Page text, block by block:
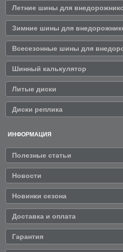
Летние шины для
Зимние шины для
Всесезонные шины для
Шинный калькулятор
Литые диски
Диски реплика
ИНФОРМАЦИЯ
Полезные статьи
Новости
Новинки сезона
Доставка и оплата
Гарантия